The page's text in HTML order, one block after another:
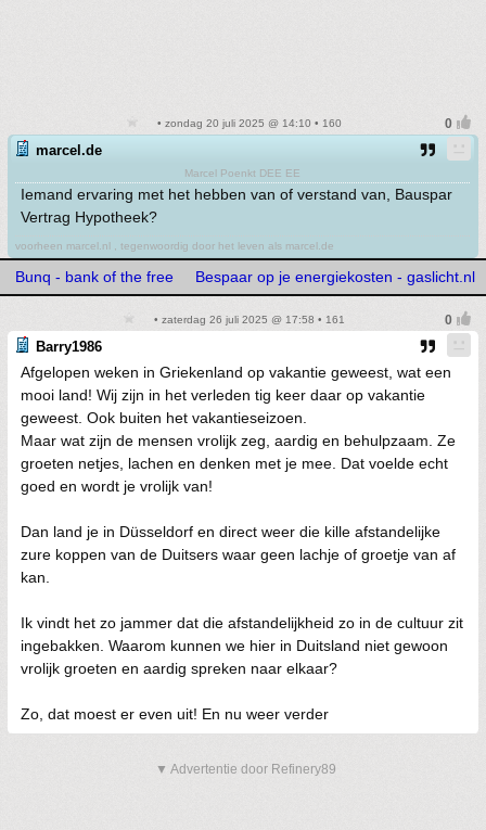
• zondag 20 juli 2025 @ 14:10 • 160
marcel.de
Marcel Poenkt DEE EE
Iemand ervaring met het hebben van of verstand van, Bauspar
Vertrag Hypotheek?
voorheen marcel.nl , tegenwoordig door het leven als marcel.de
Bunq - bank of the free Bespaar op je energiekosten - gaslicht.nl
• zaterdag 26 juli 2025 @ 17:58 • 161
Barry1986
Afgelopen weken in Griekenland op vakantie geweest, wat een
mooi land! Wij zijn in het verleden tig keer daar op vakantie
geweest. Ook buiten het vakantieseizoen.
Maar wat zijn de mensen vrolijk zeg, aardig en behulpzaam. Ze
groeten netjes, lachen en denken met je mee. Dat voelde echt
goed en wordt je vrolijk van!
Dan land je in Düsseldorf en direct weer die kille afstandelijke
zure koppen van de Duitsers waar geen lachje of groetje van af
kan.
Ik vindt het zo jammer dat die afstandelijkheid zo in de cultuur zit
ingebakken. Waarom kunnen we hier in Duitsland niet gewoon
vrolijk groeten en aardig spreken naar elkaar?
Zo, dat moest er even uit! En nu weer verder
▼ Advertentie door Refinery89